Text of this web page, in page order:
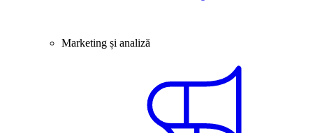
Marketing și analiză